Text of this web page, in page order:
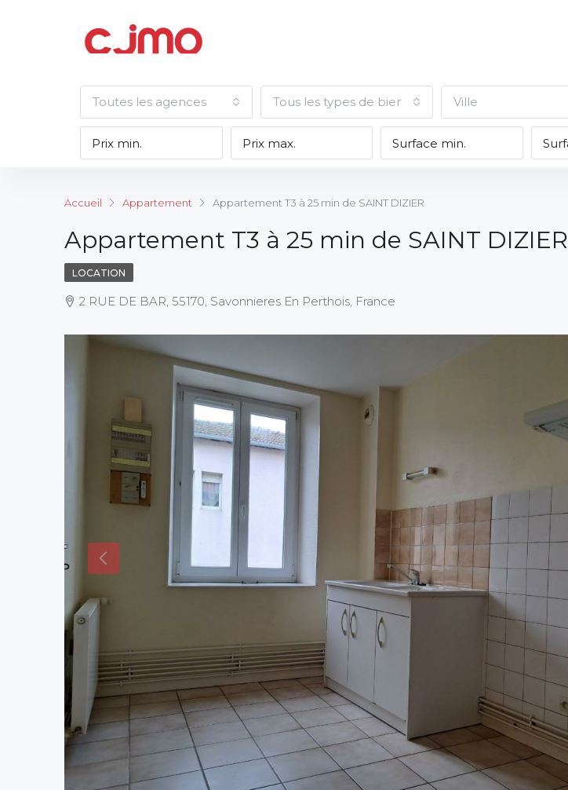
Toutes les agences Tous les types de biens Ville
Accueil Appartement Appartement T3 à 25 min de SAINT DIZIER
Appartement T3 à 25 min de SAINT DIZIER
LOCATION
2 RUE DE BAR, 55170, Savonnieres En Perthois, France